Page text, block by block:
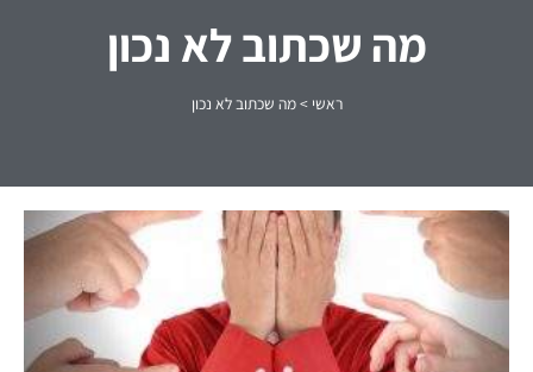
מה שכתוב לא נכון
ראשי >מה שכתוב לא נכון